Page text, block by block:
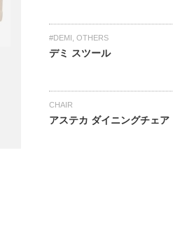
#DEMI OTHERS
デミ スツール
CHAIR
アステカ ダイニングチェア